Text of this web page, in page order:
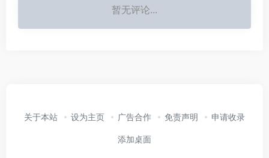
暂无评论...
关于本站 设为主页 广告合作 免责声明 申请收录
添加桌面